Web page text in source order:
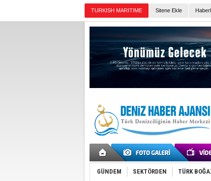
TURKISH MARITIME Sitene Ekle
GÜNDEM SEKTÖRDEN TÜRK